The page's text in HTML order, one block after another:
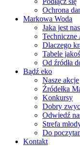
Ochrona
Markowa Woda
Jaka jest
Techniczne
Dlaczego
Tabele
Od źródła
Bądź eko
Nasze akcje
Źródełka
Konkursy
Dobry
Odwiedź
Strefa
Do
Kontakt